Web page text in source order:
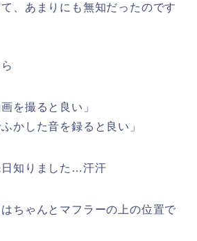
、あまりにも無知だったのです
を撮ると良い」
かした音を録ると良い」
日知りました…汗汗
ちゃんとマフラーの上の位置で